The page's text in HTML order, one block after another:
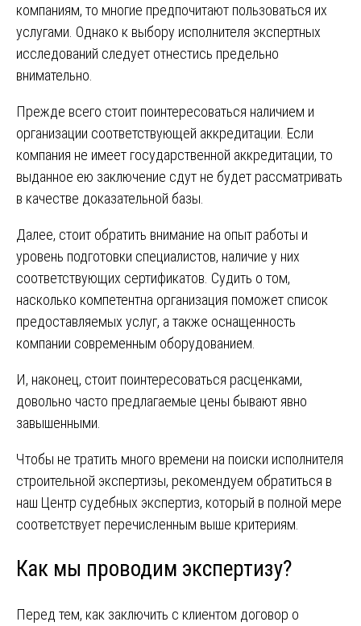
компаниям, то многие предпочитают пользоваться их
услугами. Однако к выбору исполнителя экспертных
исследований следует отнестись предельно
внимательно.
Прежде всего стоит поинтересоваться наличием и
организации соответствующей аккредитации. Если
компания не имеет государственной аккредитации, то
выданное ею заключение сдут не будет рассматривать
в качестве доказательной базы.
Далее, стоит обратить внимание на опыт работы и
уровень подготовки специалистов, наличие у них
соответствующих сертификатов. Судить о том,
насколько компетентна организация поможет список
предоставляемых услуг, а также оснащенность
компании современным оборудованием.
И, наконец, стоит поинтересоваться расценками,
довольно часто предлагаемые цены бывают явно
завышенными.
Чтобы не тратить много времени на поиски исполнителя
строительной экспертизы, рекомендуем обратиться в
наш Центр судебных экспертиз, который в полной мере
соответствует перечисленным выше критериям.
Как мы проводим экспертизу?
Перед тем, как заключить с клиентом договор о